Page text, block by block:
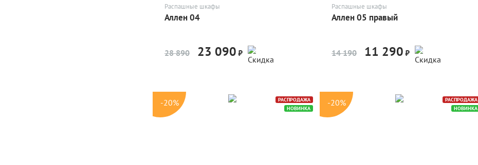
Распашные шкафы
Аллен 04
28 890 23 090 ₽ -20%
Распашные шкафы
Аллен 05 правый
14 190 11 290 ₽ -20%
-20%
РАСПРОДАЖА
НОВИНКА
-20%
РАСПРОДАЖА
НОВИНКА